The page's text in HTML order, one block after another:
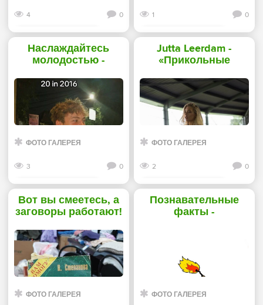
4 0
Смотреть дальше
1 0
Смотреть дальше
Наслаждайтесь
молодостью -
картинки»
ФОТО ГАЛЕРЕЯ
3 0
Смотреть дальше
Jutta Leerdam -
«Прикольные
ФОТО ГАЛЕРЕЯ
2 0
Смотреть дальше
Вот вы смеетесь, а
заговоры работают!
картинки»
ФОТО ГАЛЕРЕЯ
Познавательные
факты -
ФОТО ГАЛЕРЕЯ